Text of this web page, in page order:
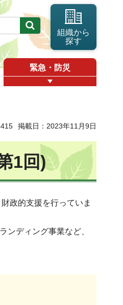
組織から
探す
緊急・防災
掲載日：2023年11月9日
1回)
政的支援を行っていま
ンディング事業など、